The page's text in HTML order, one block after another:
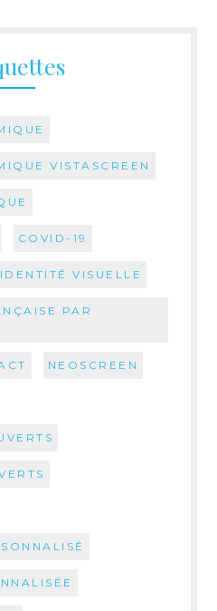
VISTASCREEN
COVID-19
IDENTITÉ VISUELLE
PAR
NEOSCREEN